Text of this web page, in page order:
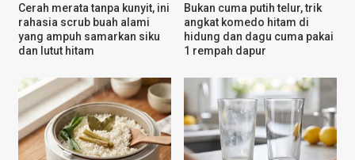
Cerah merata tanpa kunyit, ini
rahasia scrub buah alami
yang ampuh samarkan siku
dan lutut hitam
Bukan cuma putih telur, trik
angkat komedo hitam di
hidung dan dagu cuma pakai
1 rempah dapur